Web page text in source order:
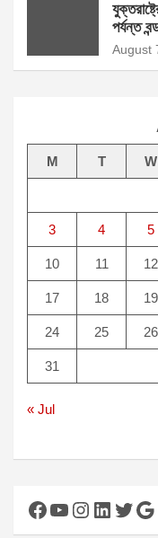
পর্যন্ত
August
M T W
3 4 5
10 11 12
17 18 19
24 25 26
31
« Jul
Facebook
YouTube
Instagram
LinkedIn